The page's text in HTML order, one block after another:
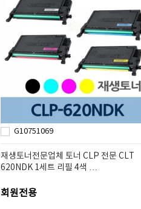
G10751069
재생토너전문업체 토너 CLP 전문 CLT
620NDK 1세트 리필 4색 …
회원전용